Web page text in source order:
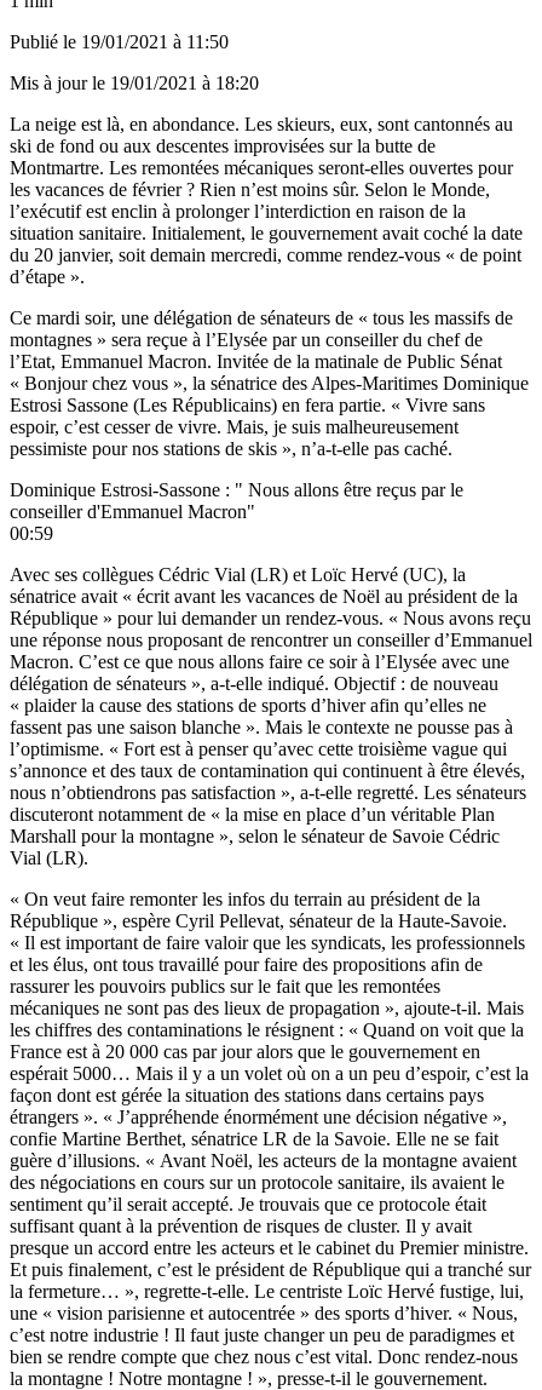
Publié le 19/01/2021 à 11:50
Mis à jour le 19/01/2021 à 18:20
La neige est là, en abondance. Les skieurs, eux, sont cantonnés au
ski de fond ou aux descentes improvisées sur la butte de
Montmartre. Les remontées mécaniques seront-elles ouvertes pour
les vacances de février ? Rien n’est moins sûr. Selon le Monde,
l’exécutif est enclin à prolonger l’interdiction en raison de la
situation sanitaire. Initialement, le gouvernement avait coché la date
du 20 janvier, soit demain mercredi, comme rendez-vous « de point
d’étape ».
Ce mardi soir, une délégation de sénateurs de « tous les massifs de
montagnes » sera reçue à l’Elysée par un conseiller du chef de
l’Etat, Emmanuel Macron. Invitée de la matinale de Public Sénat
« Bonjour chez vous », la sénatrice des Alpes-Maritimes Dominique
Estrosi Sassone (Les Républicains) en fera partie. « Vivre sans
espoir, c’est cesser de vivre. Mais, je suis malheureusement
pessimiste pour nos stations de skis », n’a-t-elle pas caché.
Dominique Estrosi-Sassone : " Nous allons être reçus par le
conseiller d'Emmanuel Macron"
00:59
Avec ses collègues Cédric Vial (LR) et Loïc Hervé (UC), la
sénatrice avait « écrit avant les vacances de Noël au président de la
République » pour lui demander un rendez-vous. « Nous avons reçu
une réponse nous proposant de rencontrer un conseiller d’Emmanuel
Macron. C’est ce que nous allons faire ce soir à l’Elysée avec une
délégation de sénateurs », a-t-elle indiqué. Objectif : de nouveau
« plaider la cause des stations de sports d’hiver afin qu’elles ne
fassent pas une saison blanche ». Mais le contexte ne pousse pas à
l’optimisme. « Fort est à penser qu’avec cette troisième vague qui
s’annonce et des taux de contamination qui continuent à être élevés,
nous n’obtiendrons pas satisfaction », a-t-elle regretté. Les sénateurs
discuteront notamment de « la mise en place d’un véritable Plan
Marshall pour la montagne », selon le sénateur de Savoie Cédric
Vial (LR).
« On veut faire remonter les infos du terrain au président de la
République », espère Cyril Pellevat, sénateur de la Haute-Savoie.
« Il est important de faire valoir que les syndicats, les professionnels
et les élus, ont tous travaillé pour faire des propositions afin de
rassurer les pouvoirs publics sur le fait que les remontées
mécaniques ne sont pas des lieux de propagation », ajoute-t-il. Mais
les chiffres des contaminations le résignent : « Quand on voit que la
France est à 20 000 cas par jour alors que le gouvernement en
espérait 5000… Mais il y a un volet où on a un peu d’espoir, c’est la
façon dont est gérée la situation des stations dans certains pays
étrangers ». « J’appréhende énormément une décision négative »,
confie Martine Berthet, sénatrice LR de la Savoie. Elle ne se fait
guère d’illusions. « Avant Noël, les acteurs de la montagne avaient
des négociations en cours sur un protocole sanitaire, ils avaient le
sentiment qu’il serait accepté. Je trouvais que ce protocole était
suffisant quant à la prévention de risques de cluster. Il y avait
presque un accord entre les acteurs et le cabinet du Premier ministre.
Et puis finalement, c’est le président de République qui a tranché sur
la fermeture… », regrette-t-elle. Le centriste Loïc Hervé fustige, lui,
une « vision parisienne et autocentrée » des sports d’hiver. « Nous,
c’est notre industrie ! Il faut juste changer un peu de paradigmes et
bien se rendre compte que chez nous c’est vital. Donc rendez-nous
la montagne ! Notre montagne ! », presse-t-il le gouvernement.